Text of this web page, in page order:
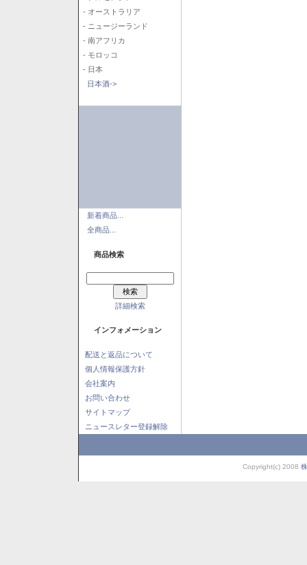
- オーストラリア
- ニュージーランド
- 南アフリカ
- モロッコ
- 日本
日本酒->
新着商品...
全商品...
商品検索
詳細検索
インフォメーション
配送と返品について
個人情報保護方針
会社案内
お問い合わせ
サイトマップ
ニュースレター登録解除
Copyright(c) 2008